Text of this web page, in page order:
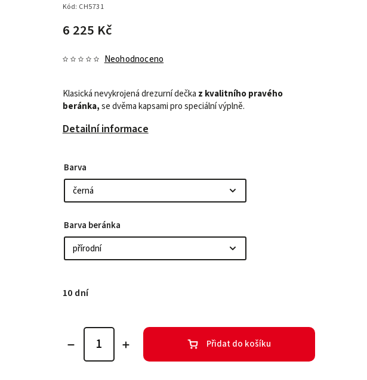
Kód: CH5731
6 225 Kč
Neohodnoceno
Klasická nevykrojená drezurní dečka z kvalitního pravého
beránka,se dvěma kapsami pro speciální výplně.
Detailní informace
Barva
Barva beránka
10 dní
Přidat do košíku